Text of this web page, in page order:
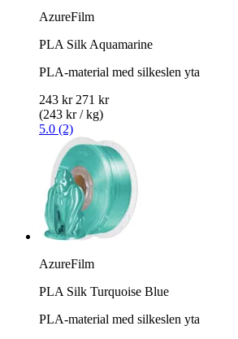
AzureFilm
PLA Silk Aquamarine
PLA-material med silkeslen yta
243 kr 271 kr
(243 kr / kg)
5.0 (2)
AzureFilm
PLA Silk Turquoise Blue
PLA-material med silkeslen yta